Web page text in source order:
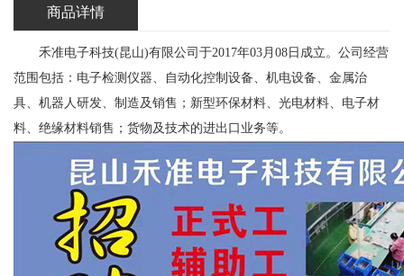
商品详情
禾准电子科技(昆山)有限公司于2017年03月08日成立。公司经营
范围包括：电子检测仪器、自动化控制设备、机电设备、金属治
具、机器人研发、制造及销售；新型环保材料、光电材料、电子材
料、绝缘材料销售；货物及技术的进出口业务等。